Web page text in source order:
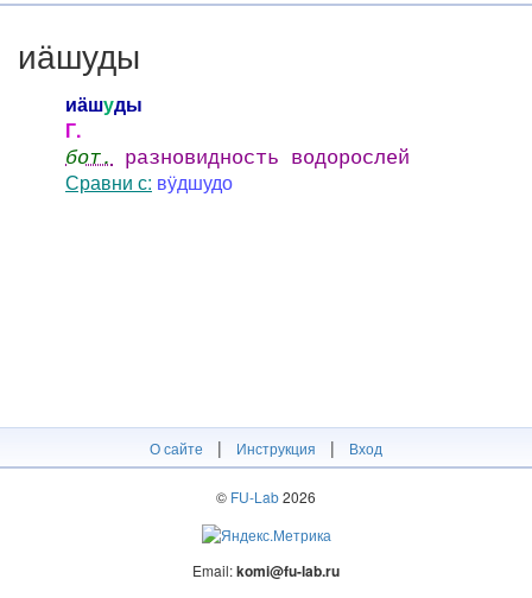
иӓшуды
иӓшуды
Г.
бот. разновидность водорослей
Сравни с: вӱдшудо
О сайте | Инструкция | Вход
© FU-Lab2026
Email:komi@fu-lab.ru